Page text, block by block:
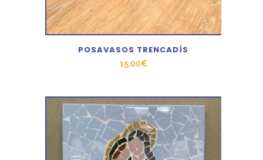
POSAVASOS TRENCADÍS
15,00€